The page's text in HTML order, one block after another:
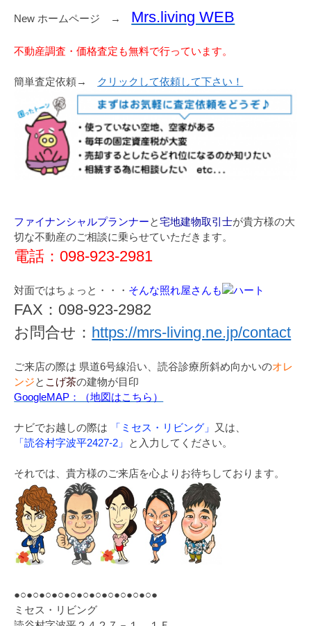
New ホームページ → Mrs.living WEB
不動産調査・価格査定も無料で行っています。
簡単査定依頼→ クリックして依頼して下さい！
ファイナンシャルプランナーと宅地建物取引士が貴方様の大
切な不動産のご相談に乗らせていただきます。
電話：098-923-2981
対面ではちょっと・・・ そんな照れ屋さんも
FAX：098-923-2982
お問合せ： https://mrs-living.ne.jp/contact
ご来店の際は 県道6号線沿い、読谷診療所斜め向かいのオレ
ンジと こげ茶の建物が目印
GoogleMAP：（地図はこちら）
ナビでお越しの際は 「ミセス・リビング」
又は、
「読谷村字波平2427-2」
と入力してください。
それでは、貴方様のご来店を心よりお待ちしております。
●○●○●○●○●○●○●○●○●○●○●○●
ミセス・リビング